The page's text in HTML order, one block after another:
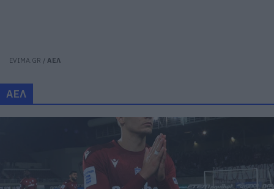
EVIMA.GR / ΑΕΛ
ΑΕΛ